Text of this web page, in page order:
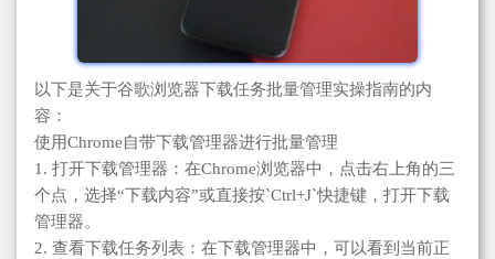
以下是关于谷歌浏览器下载任务批量管理实操指南的内
容：
使用Chrome自带下载管理器进行批量管理
1. 打开下载管理器：在Chrome浏览器中，点击右上角的三
个点，选择“下载内容”或直接按`Ctrl+J`快捷键，打开下载
管理器。
2. 查看下载任务列表：在下载管理器中，可以看到当前正